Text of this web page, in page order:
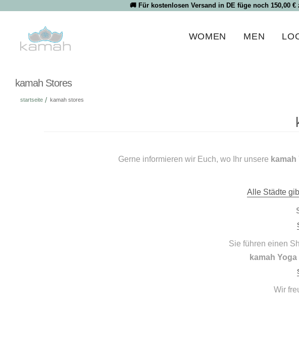
🚚 Für kostenlosen Versand in DE füge noch 150,00
WOMEN MEN
kamah Stores
startseite kamah stores
Gerne informieren wir Euch, wo Ihr unsere kamah
Alle Städte
Sie führen einen
kamah
Wir